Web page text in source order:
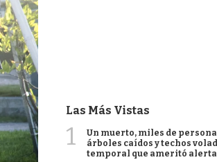
Las Más Vistas
1
Un muerto, miles de
árboles caídos y techos
temporal que ameritó